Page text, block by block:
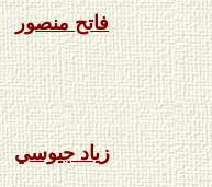
فاتح منصور
زياد جيوسي